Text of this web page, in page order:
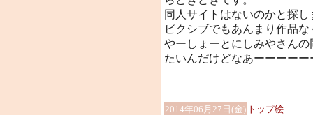
同人サイトはないのかと探
ビクシブでもあんまり作品な
やーしょーとにしみやさん
たいんだけどなあーーーー
2014年06月27日(金) トップ絵